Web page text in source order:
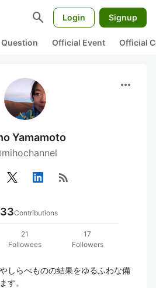
search Login Signup
Question Official Event Official
more_horiz
Yamamoto
rss_feed
Contributions
21
Followees
17
Followers
しらべものの結果をゆるふわな備
す。